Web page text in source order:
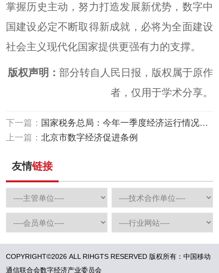
掌握历史主动，努力打造发展新优势，数字中
国建设必定不断取得新成就，必将为全面建设
社会主义现代化国家提供更强有力的支撑。
版权声明：部分转自人民日报，版权属于原作
者，仅用于学术分享。
下一篇： 国家税务总局：今年一季度经济运行情况呈
现“六个逐步向好”态势
上一篇： 北京市数字经济促进条例
友情链接
COPYRIGHT©2026 ALL RIHGTS RESERVED 版权所有：中国移动
通信联合会数字经济产业委员会